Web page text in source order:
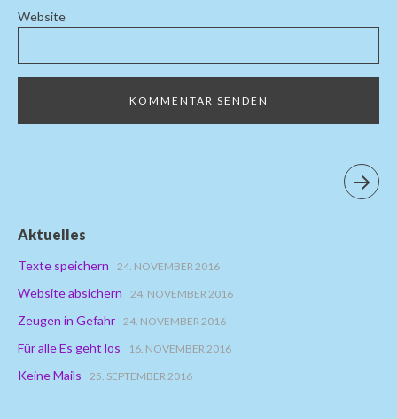
Website
Aktuelles
Texte speichern 24. NOVEMBER 2016
Website absichern 24. NOVEMBER 2016
Zeugen in Gefahr 24. NOVEMBER 2016
Für alle Es geht los 16. NOVEMBER 2016
Keine Mails 25. SEPTEMBER 2016